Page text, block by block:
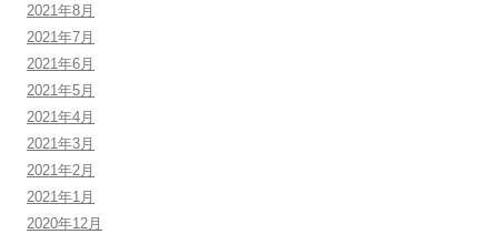
2021年8月
2021年7月
2021年6月
2021年5月
2021年4月
2021年3月
2021年2月
2021年1月
2020年12月